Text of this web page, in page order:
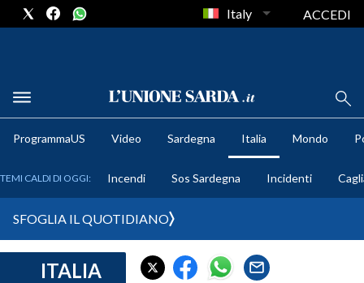
METEO
CRONACA SARDEGNA
Italy ACCEDI
ProgrammaUS Video Sardegna Italia Mondo
TEMI CALDI DI OGGI: Incendi Sos Sardegna Incidenti
SFOGLIA IL QUOTIDIANO
ITALIA